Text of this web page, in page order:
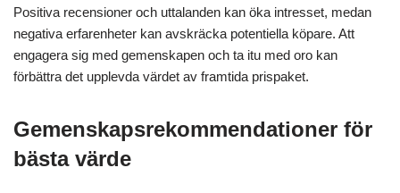
Positiva recensioner och uttalanden kan öka intresset, medan
negativa erfarenheter kan avskräcka potentiella köpare. Att
engagera sig med gemenskapen och ta itu med oro kan
förbättra det upplevda värdet av framtida prispaket.
Gemenskapsrekommendationer för
bästa värde